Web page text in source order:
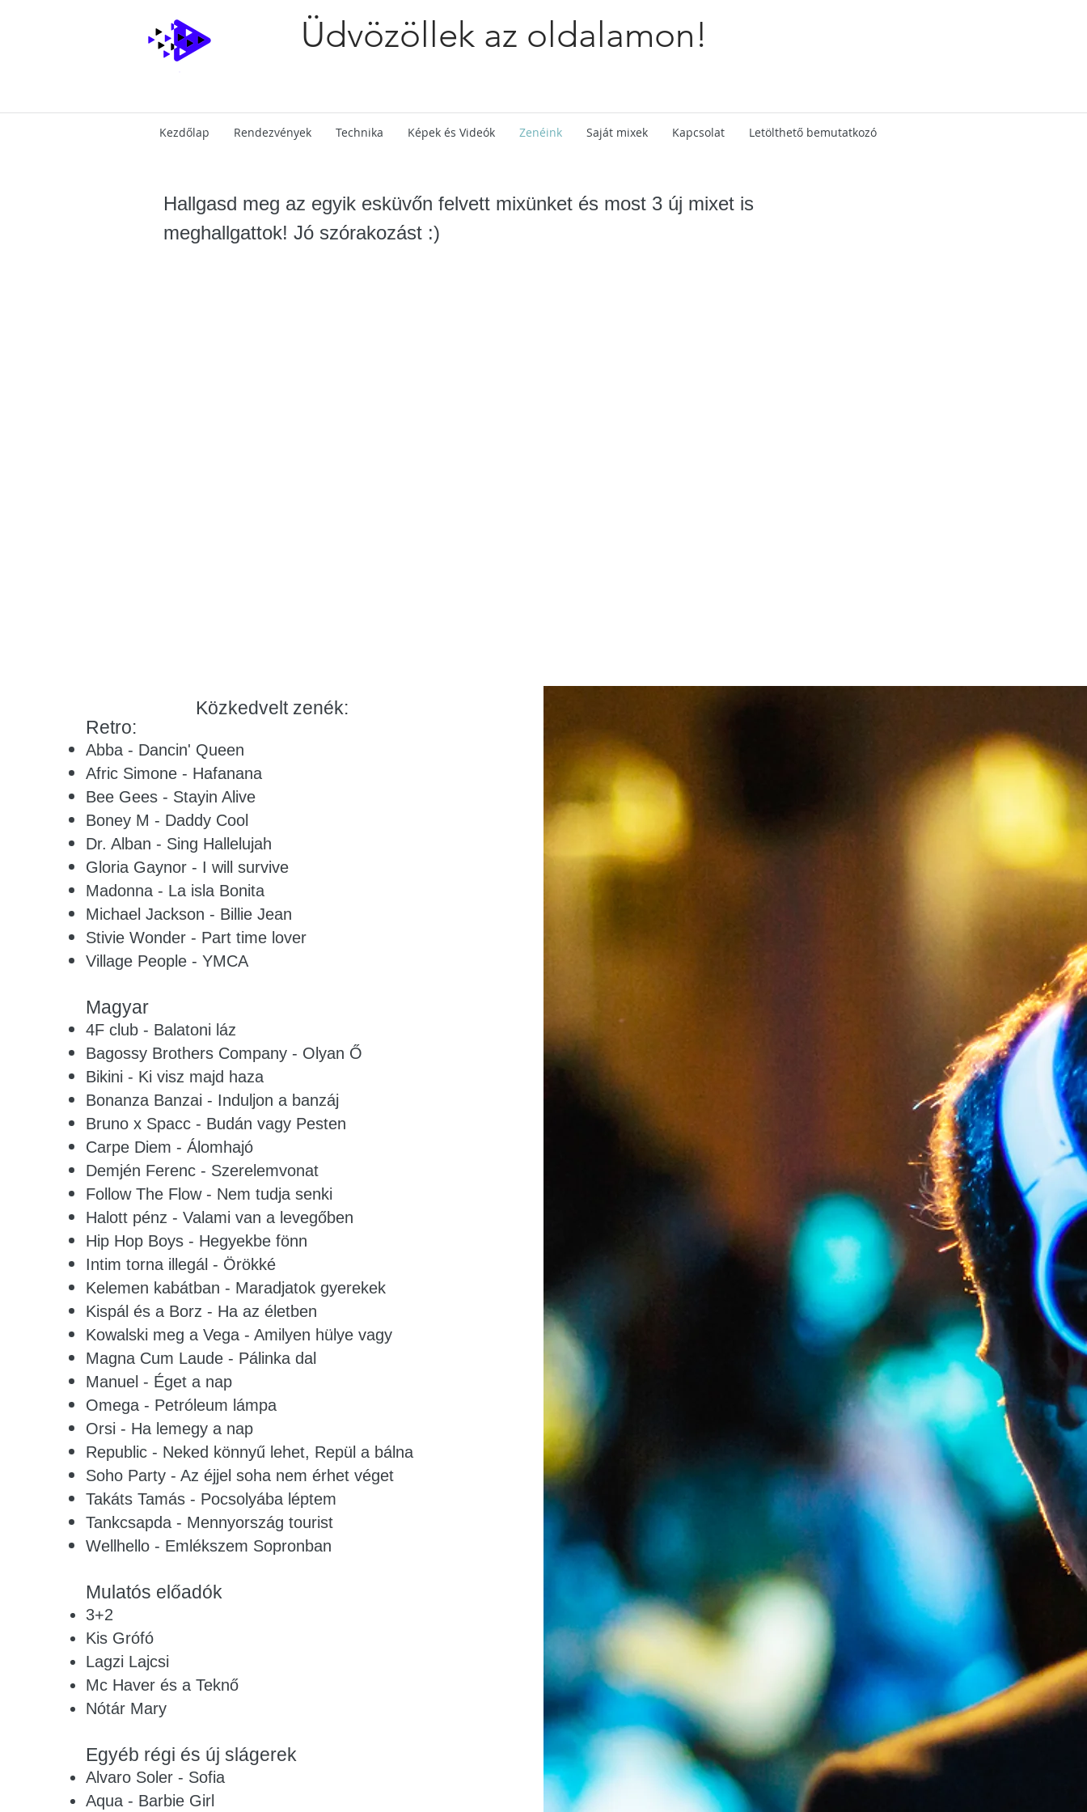
Üdvözöllek az oldalamon!
Kezdőlap Rendezvények Technika Képek és Videók Zenéink Saját mixek Kapcsolat Letölthető bemutatkozó
Hallgasd meg az egyik esküvőn felvett mixünket és most 3 új mixet is
meghallgattok! Jó szórakozást :)
Közkedvelt zenék:
Retro:
Abba - Dancin' Queen
Afric Simone - Hafanana
Bee Gees - Stayin Alive
Boney M - Daddy Cool
Dr. Alban - Sing Hallelujah
Gloria Gaynor - I will survive
Madonna - La isla Bonita
Michael Jackson - Billie Jean
Stivie Wonder - Part time lover
Village People - YMCA
Magyar
4F club - Balatoni láz
Bagossy Brothers Company - Olyan Ő
Bikini - Ki visz majd haza
Bonanza Banzai - Induljon a banzáj
Bruno x Spacc - Budán vagy Pesten
Carpe Diem - Álomhajó
Demjén Ferenc - Szerelemvonat
Follow The Flow - Nem tudja senki
Halott pénz - Valami van a levegőben
Hip Hop Boys - Hegyekbe fönn
Intim torna illegál - Örökké
Kelemen kabátban - Maradjatok gyerekek
Kispál és a Borz - Ha az életben
Kowalski meg a Vega - Amilyen hülye vagy
Magna Cum Laude - Pálinka dal
Manuel - Éget a nap
Omega - Petróleum lámpa
Orsi - Ha lemegy a nap
Republic - Neked könnyű lehet, Repül a bálna
Soho Party - Az éjjel soha nem érhet véget
Takáts Tamás - Pocsolyába léptem
Tankcsapda - Mennyország tourist
Wellhello - Emlékszem Sopronban
Mulatós előadók
3+2
Kis Grófó
Lagzi Lajcsi
Mc Haver és a Teknő
Nótár Mary
Egyéb régi és új slágerek
Alvaro Soler - Sofia
Aqua - Barbie Girl